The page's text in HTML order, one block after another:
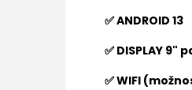
✅ ANDROID 13
✅ DISPLAY
✅ WIFI